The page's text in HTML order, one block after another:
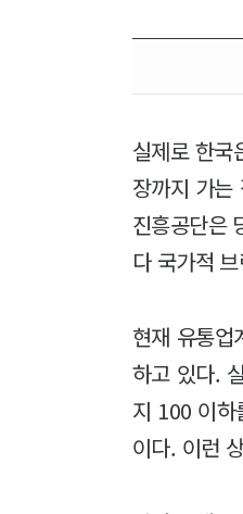
실제로 한국
장까지 가는
진흥공단은
다 국가적
현재 유통업
하고 있다.
지 100 이하
이다. 이런